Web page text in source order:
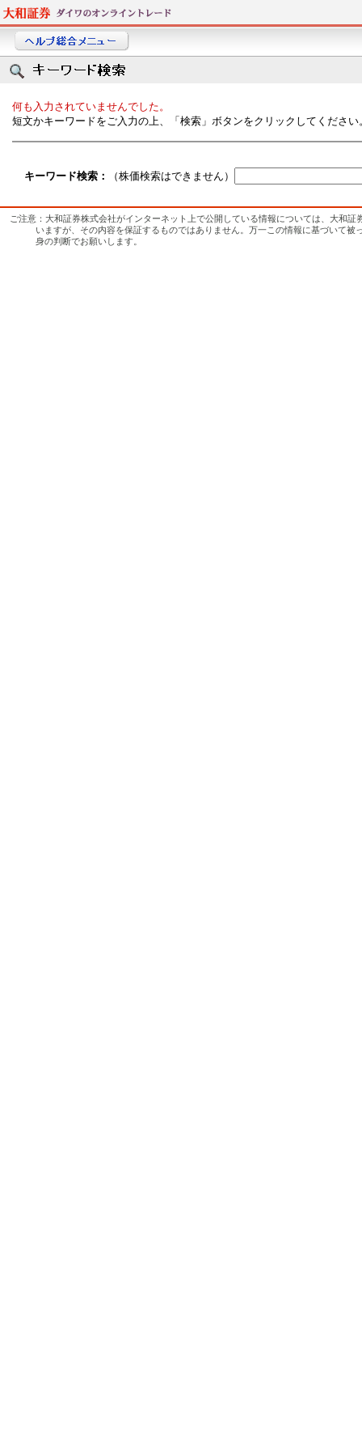
何も入力されていませんでした。
短文かキーワードをご入力の上、「検索」ボタンをクリックしてください
キーワード検索： （株価検索はできません）
ご注意：大和証券株式会社がインターネット上で公開している情報については、大和
いますが、その内容を保証するものではありません。万一この情報に基づいて
身の判断でお願いします。